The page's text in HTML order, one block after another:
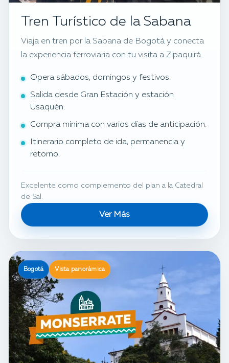
Tren Turístico de la Sabana
Viaja en tren por la Sabana de Bogotá y conecta
la experiencia ferroviaria con tu visita a Zipaquirá.
Opera sábados, domingos y festivos.
Salida desde Gran Estación y estación
Usaquén.
Compra mínima con varios días de anticipación.
Itinerario completo de ida, permanencia y
retorno.
Excelente como complemento del plan a la Catedral
de Sal.
Ver Más
Bogotá Vista panorámica